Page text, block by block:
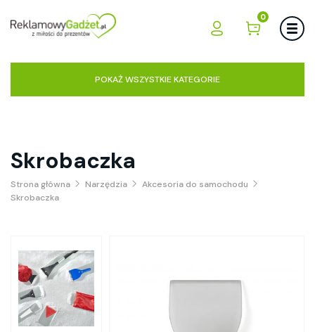
0
POKAŻ WSZYSTKIE KATEGORIE
Skrobaczka
Strona główna Narzędzia
Akcesoria do samochodu
Skrobaczka